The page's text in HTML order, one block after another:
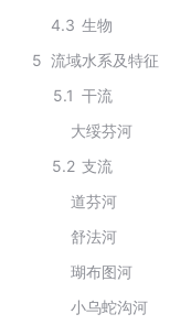
4.3 生物
5 流域水系及特征
5.1 干流
大绥芬河
5.2 支流
道芬河
舒法河
瑚布图河
小乌蛇沟河